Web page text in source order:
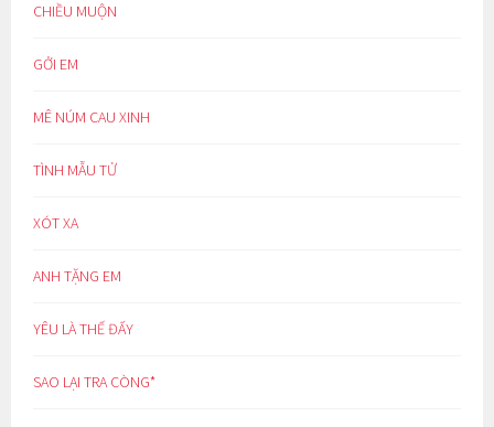
CHIỀU MUỘN
GỞI EM
MÊ NÚM CAU XINH
TÌNH MẪU TỬ
XÓT XA
ANH TẶNG EM
YÊU LÀ THẾ ĐẤY
SAO LẠI TRA CÒNG*